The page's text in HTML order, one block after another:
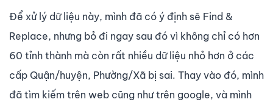
Để xử lý dữ liệu này, mình đã có ý định sẽ Find &
Replace, nhưng bỏ đi ngay sau đó vì không chỉ có hơn
60 tỉnh thành mà còn rất nhiều dữ liệu nhỏ hơn ở các
cấp Quận/huyện, Phường/Xã bị sai. Thay vào đó, mình
đã tìm kiếm trên web cũng như trên google, và mình